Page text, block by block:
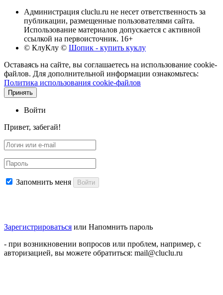
Администрация cluclu.ru не несет ответственность за
публикации, размещенные пользователями сайта.
Использование материалов допускается с активной
ссылкой на первоисточник. 16+
© КлуКлу © Шопик - купить куклу
Оставаясь на сайте, вы соглашаетесь на использование cookie-
файлов. Для дополнительной информации ознакомьтесь:
Политика использования cookie-файлов
Принять
Войти
Привет, забегай!
Запомнить меня Войти
Зарегистрироваться или Напомнить пароль
- при возникновении вопросов или проблем, например, с
авторизацией, вы можете обратиться: mail@cluclu.ru